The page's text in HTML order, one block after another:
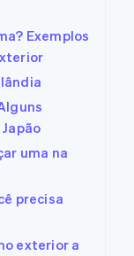
Exemplos
uma na
precisa
exterior a